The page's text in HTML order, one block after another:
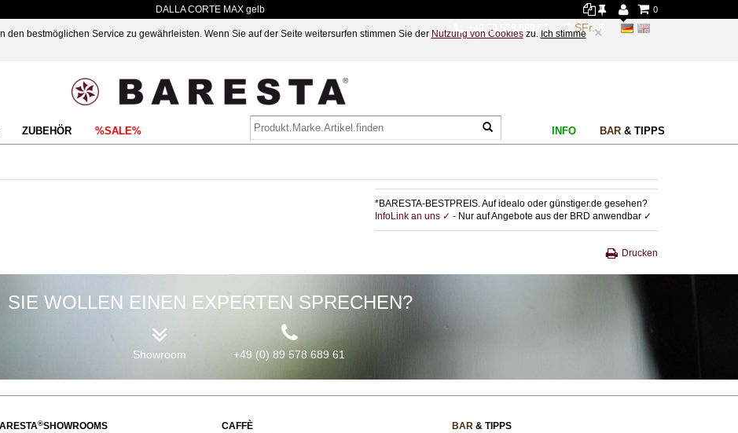
den bestmöglichen Service zu gewährleisten. Wenn Sie auf der Seite weitersurfen stimmen Sie der Nutzung von Cookieszu. Ich stimme
×
DALLA CORTE MAX gelb 0
+49 89 578 689 61
ZUBEHÖR %SALE% BAR& TIPPS
INFO
*BARESTA-BESTPREIS. Auf idealo oder günstiger.de gesehen?
InfoLink an uns ✓ - Nur auf Angebote aus der BRD anwendbar ✓
Drucken
SIE WOLLEN EINEN EXPERTEN SPRECHEN?
Showroom +49 (0) 89 578 689 61
®SHOWROOMS
CAFFÈ
BAR& TIPPS